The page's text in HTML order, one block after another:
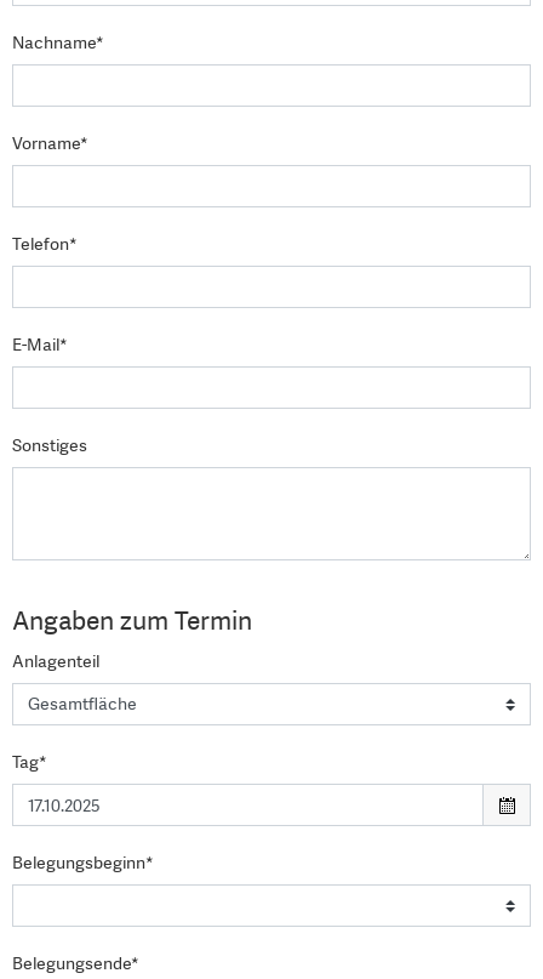
Nachname*
Vorname*
Telefon*
E-Mail*
Sonstiges
Angaben zum Termin
Anlagenteil
Tag*
Belegungsbeginn*
Belegungsende*